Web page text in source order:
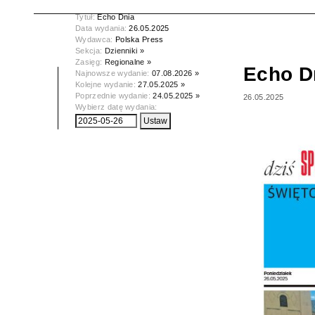
Tytuł:Echo Dnia
Data wydania:26.05.2025
Wydawca: Polska Press
Sekcja: Dzienniki »
Zasięg: Regionalne »
Najnowsze wydanie:07.08.2026 »
Kolejne wydanie:27.05.2025 »
Poprzednie wydanie:24.05.2025 »
Wybierz datę wydania:
Echo
26.05.2025